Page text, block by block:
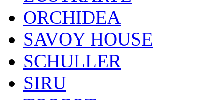
ORCHIDEA
SAVOY HOUSE
SCHULLER
SIRU